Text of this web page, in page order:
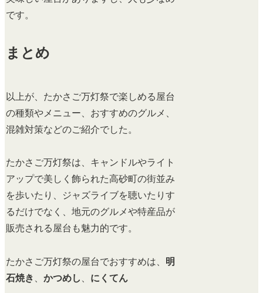
です。
まとめ
以上が、たかさご万灯祭で楽しめる屋台
の種類やメニュー、おすすめのグルメ、
混雑対策などのご紹介でした。
たかさご万灯祭は、キャンドルやライト
アップで美しく飾られた高砂町の街並み
を歩いたり、ジャズライブを聴いたりす
るだけでなく、地元のグルメや特産品が
販売される屋台も魅力的です。
たかさご万灯祭の屋台でおすすめは、 明
石焼き
、かつめし にくてん